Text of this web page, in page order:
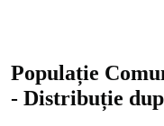
Populație
- Distribuție